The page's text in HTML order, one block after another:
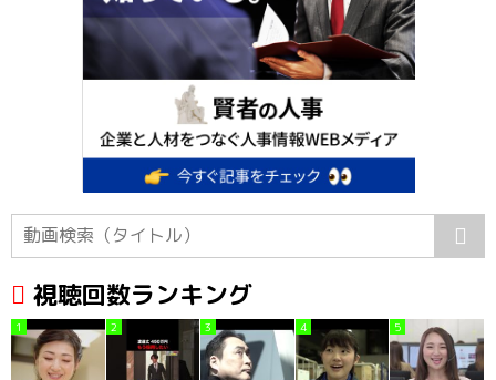
視聴回数ランキング
1 2 3 4 5